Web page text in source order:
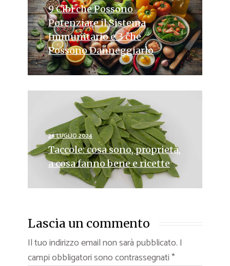
9 Cibi che Possono
Potenziare il Sistema
Immunitario e 3 che
Possono Danneggiarlo
26 LUGLIO 2024
Taccole: cosa sono, proprietà,
a cosa fanno bene e ricette
Lascia un commento
Il tuo indirizzo email non sarà pubblicato. I
campi obbligatori sono contrassegnati*